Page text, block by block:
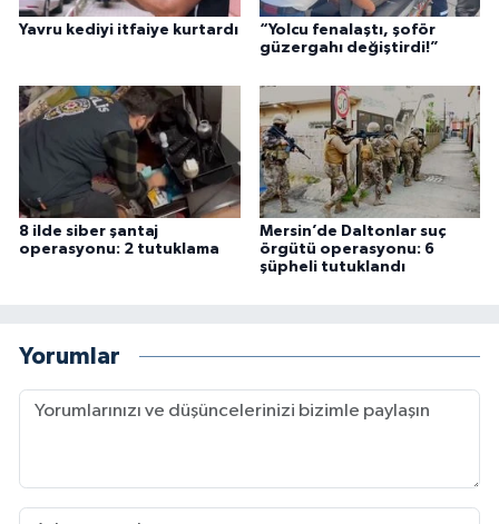
Yavru kediyi itfaiye kurtardı
“Yolcu fenalaştı, şoför
güzergahı değiştirdi!”
8 ilde siber şantaj
operasyonu: 2 tutuklama
Mersin’de Daltonlar suç
örgütü operasyonu: 6
şüpheli tutuklandı
Yorumlar